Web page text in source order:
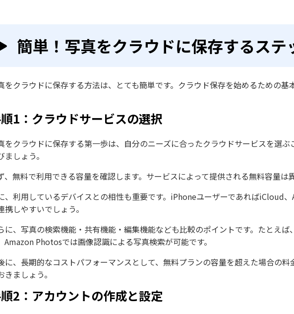
簡単！写真をクラウドに保存するステ
をクラウドに保存する方法は、とても簡単です。クラウド保存を始めるための基
1：クラウドサービスの選択
をクラウドに保存する第一歩は、自分のニーズに合ったクラウドサービスを選
ましょう。
、無料で利用できる容量を確認します。サービスによって提供される無料容量は
、利用しているデバイスとの相性も重要です。iPhoneユーザーであればiCloud
携しやすいでしょう。
に、写真の検索機能・共有機能・編集機能なども比較のポイントです。たとえ
Amazon Photosでは画像認識による写真検索が可能です。
に、長期的なコストパフォーマンスとして、無料プランの容量を超えた場合の
きましょう。
2：アカウントの作成と設定